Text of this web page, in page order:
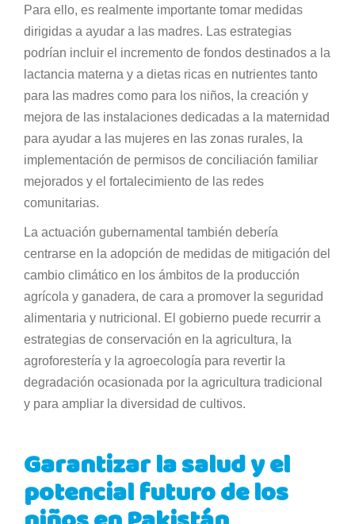
Para ello, es realmente importante tomar medidas
dirigidas a ayudar a las madres. Las estrategias
podrían incluir el incremento de fondos destinados a la
lactancia materna y a dietas ricas en nutrientes tanto
para las madres como para los niños, la creación y
mejora de las instalaciones dedicadas a la maternidad
para ayudar a las mujeres en las zonas rurales, la
implementación de permisos de conciliación familiar
mejorados y el fortalecimiento de las redes
comunitarias.
La actuación gubernamental también debería
centrarse en la adopción de medidas de mitigación del
cambio climático en los ámbitos de la producción
agrícola y ganadera, de cara a promover la seguridad
alimentaria y nutricional. El gobierno puede recurrir a
estrategias de conservación en la agricultura, la
agroforestería y la agroecología para revertir la
degradación ocasionada por la agricultura tradicional
y para ampliar la diversidad de cultivos.
Garantizar la salud y el
potencial futuro de los